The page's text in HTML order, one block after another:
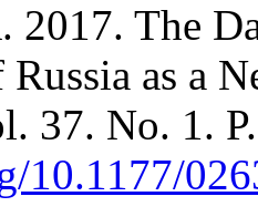
2017. The
as a
37. No. 1.
10.1177/